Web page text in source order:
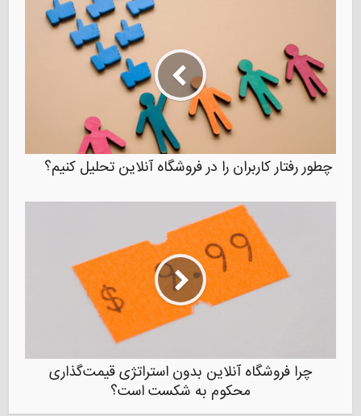
چطور رفتار کاربران را در فروشگاه آنلاین تحلیل کنیم؟
چرا فروشگاه آنلاین بدون استراتژی قیمت‌گذاری
محکوم به شکست است؟